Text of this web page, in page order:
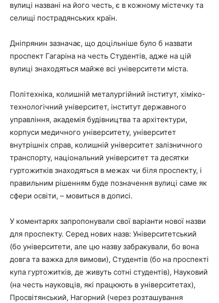
вулиці названі на його честь, є в кожному містечку та
селищі пострадянських країн.
Дніпрянин зазначає, що доцільніше було б назвати
проспект Гагаріна на честь Студентів, адже на цій
вулиці знаходяться майже всі університети міста.
Політехніка, колишній металургійний інститут, хіміко-
технологічний університет, інститут державного
управління, академія будівництва та архітектури,
корпуси медичного університету, університет
внутрішніх справ, колишній університет залізничного
транспорту, національний університет та десятки
гуртожитків знаходяться в межах чи біля проспекту, і
правильним рішенням буде позначення вулиці саме як
сфери освіти, – мовиться в дописі.
У коментарях запропонували свої варіанти нової назви
для проспекту. Серед нових назв: Університетський
(бо університети, але цю назву забракували, бо вона
довга та важка для вимови), Студентів (бо на проспекті
купа гуртожитків, де живуть сотні студентів), Науковий
(на честь науковців, які працюють в університетах),
Просвітянський, Нагорний (через розташування